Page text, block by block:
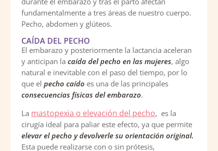
fundamentalmente a tres áreas de nuestro cuerpo.
Pecho, abdomen y glúteos.
CAÍDA DEL PECHO
El embarazo y posteriormente la lactancia aceleran
y anticipan la caída del pecho en las mujeres, algo
natural e inevitable con el paso del tiempo, por lo
que el pecho caído es una de las principales
consecuencias físicas del embarazo.
La mastopexia o elevación del pecho, es la
cirugía ideal para paliar este efecto, ya que permite
elevar el pecho y devolverle su orientación original.
Esta puede realizarse con o sin prótesis,